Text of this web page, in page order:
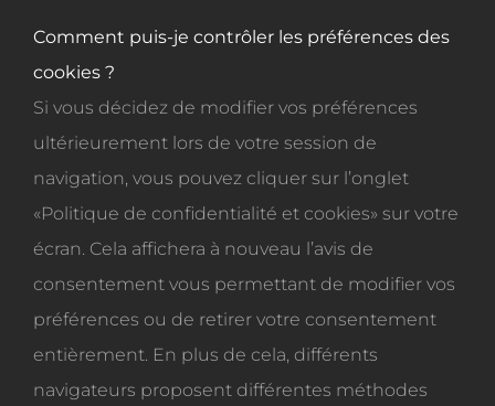
Comment puis-je contrôler les préférences des
cookies ?
Si vous décidez de modifier vos préférences
ultérieurement lors de votre session de
navigation, vous pouvez cliquer sur l’onglet
«Politique de confidentialité et cookies» sur votre
écran. Cela affichera à nouveau l’avis de
consentement vous permettant de modifier vos
préférences ou de retirer votre consentement
entièrement. En plus de cela, différents
navigateurs proposent différentes méthodes